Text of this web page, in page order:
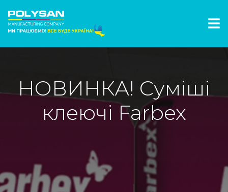
НОВИНКА! Суміші
клеючі Farbex